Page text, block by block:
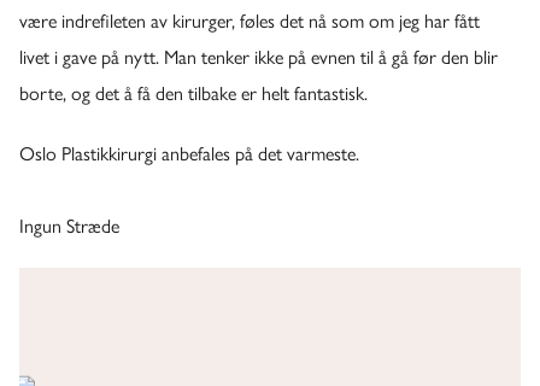
være indrefileten av kirurger, føles det nå som om jeg har fått
livet i gave på nytt. Man tenker ikke på evnen til å gå før den blir
borte, og det å få den tilbake er helt fantastisk.
Oslo Plastikkirurgi anbefales på det varmeste.
Ingun Stræde